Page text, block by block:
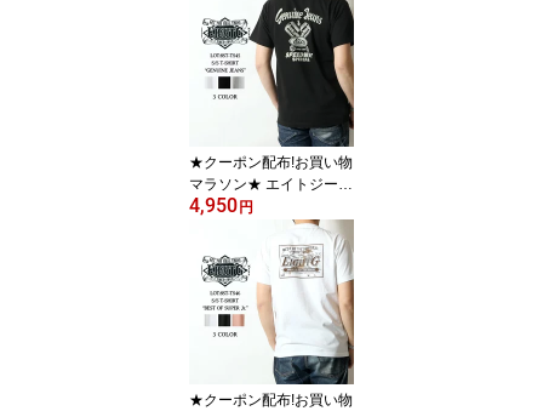
ー 半袖 カットソー プリ
ント 大人 おしゃれ シン
プル 単色 綿100 EIGHT-
G EG-BASE 8ST-TS44
ホワイト ネイビー グリ
★クーポン配布!お買い物
マラソン★ エイトジー T
シャツ アメカジ 2026春
夏 新作 メンズ 半袖 カッ
トソー プリント 大人 お
しゃれ シンプル 単色 綿1
00 EIGHT-G GENUINE J
EANS 8ST-TS45 ホワイ
ト ブラック 杢グレー S-
4,950円
★クーポン配布!お買い物